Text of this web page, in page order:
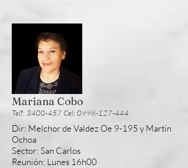
Mariana Cobo
Telf: 3400-457 Cel: 0998-127-444
Dir: Melchor de Valdez Oe 9-195 y Martín
Ochoa
Sector: San Carlos
Reunión: Lunes 16h00